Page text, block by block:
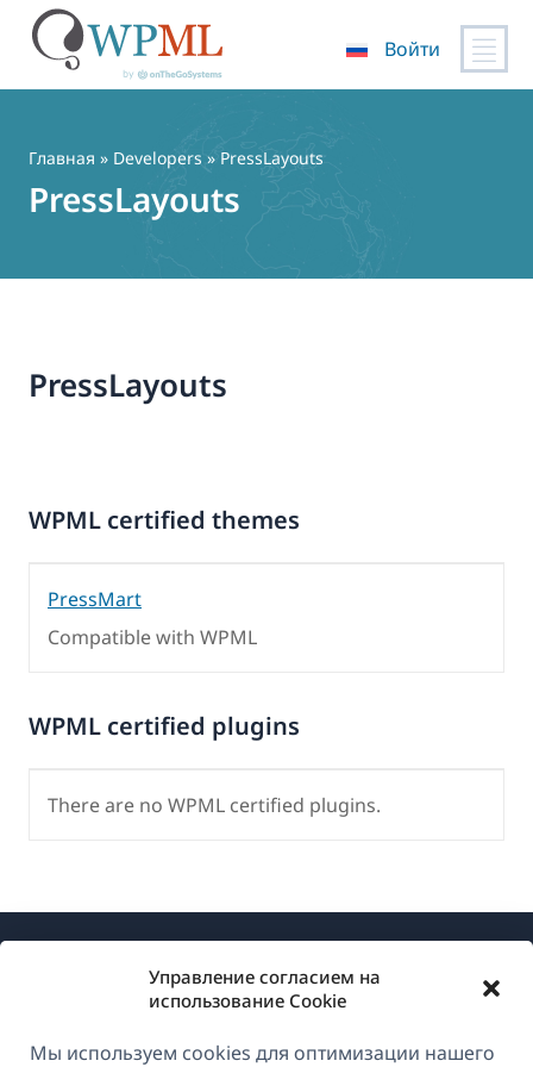
Управление согласием на
использование Cookie
Мы используем cookies для оптимизации нашего
содержимому
Войти
Главная » Developers » PressLayouts
PressLayouts
PressLayouts
WPML certified themes
PressMart
Compatible with WPML
WPML certified plugins
There are no WPML certified plugins.